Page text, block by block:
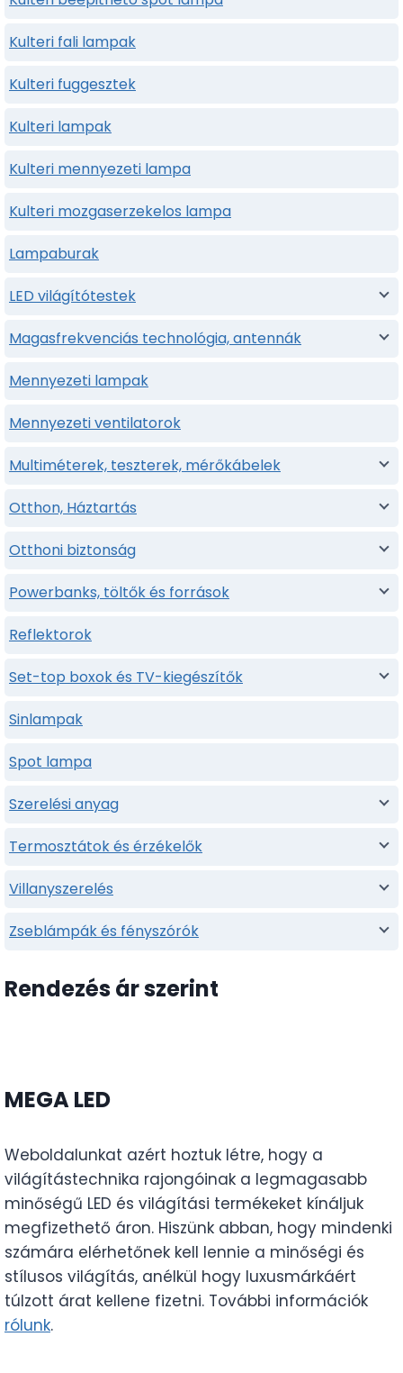
Kulteri fali lampak
Kulteri fuggesztek
Kulteri lampak
Kulteri mennyezeti lampa
Kulteri mozgaserzekelos lampa
Lampaburak
LED világítótestek
Magasfrekvenciás technológia, antennák
Mennyezeti lampak
Mennyezeti ventilatorok
Multiméterek, teszterek, mérőkábelek
Otthon, Háztartás
Otthoni biztonság
Powerbanks, töltők és források
Reflektorok
Set-top boxok és TV-kiegészítők
Sinlampak
Spot lampa
Szerelési anyag
Termosztátok és érzékelők
Villanyszerelés
Zseblámpák és fényszórók
Rendezés ár szerint
MEGA LED
Weboldalunkat azért hoztuk létre, hogy a
világítástechnika rajongóinak a legmagasabb
minőségű LED és világítási termékeket kínáljuk
megfizethető áron. Hiszünk abban, hogy mindenki
számára elérhetőnek kell lennie a minőségi és
stílusos világítás, anélkül hogy luxusmárkáért
túlzott árat kellene fizetni. További információk
rólunk.